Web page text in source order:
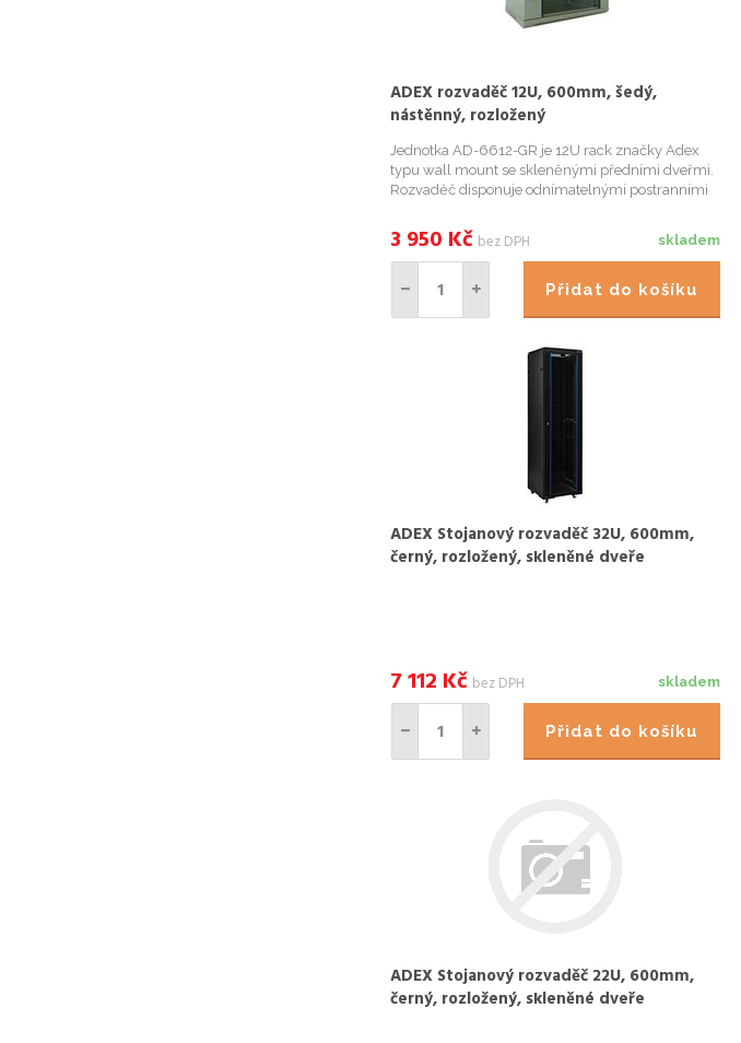
ADEX rozvaděč 12U, 600mm, šedý,
nástěnný, rozložený
Jednotka AD-6612-GR je 12U rack značky Adex
typu wall mount se skleněnými předními dveřmi.
Rozvaděč disponuje odnímatelnými postranními
možností uzamknutí racku a otvory pro protažení
kabelů na horním a s...
skladem
3 950 Kč bez DPH
Přidat do košíku
ADEX Stojanový rozvaděč 32U, 600mm,
černý, rozložený, skleněné dveře
skladem
7 112 Kč bez DPH
Přidat do košíku
ADEX Stojanový rozvaděč 22U, 600mm,
černý, rozložený, skleněné dveře